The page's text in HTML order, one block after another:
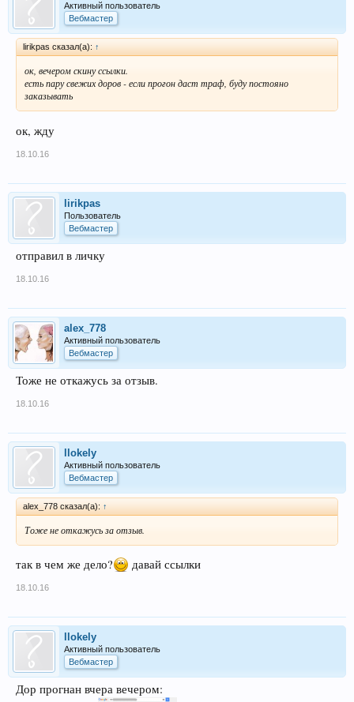
Активный пользователь
Вебмастер
lirikpas сказал(а): ↑
ок, вечером скину ссылки.
есть пару свежих доров - если прогон даст траф, буду постояно
заказывать
ок, жду
18.10.16
lirikpas
Пользователь
Вебмастер
отправил в личку
18.10.16
alex_778
Активный пользователь
Вебмастер
Тоже не откажусь за отзыв.
18.10.16
llokely
Активный пользователь
Вебмастер
alex_778 сказал(а): ↑
Тоже не откажусь за отзыв.
так в чем же дело? давай ссылки
18.10.16
llokely
Активный пользователь
Вебмастер
Дор прогнан вчера вечером: